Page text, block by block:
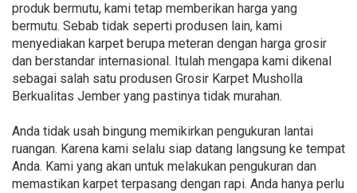
produk bermutu, kami tetap memberikan harga yang
bermutu. Sebab tidak seperti produsen lain, kami
menyediakan karpet berupa meteran dengan harga grosir
dan berstandar internasional. Itulah mengapa kami dikenal
sebagai salah satu produsen Grosir Karpet Musholla
Berkualitas Jember yang pastinya tidak murahan.
Anda tidak usah bingung memikirkan pengukuran lantai
ruangan. Karena kami selalu siap datang langsung ke tempat
Anda. Kami yang akan untuk melakukan pengukuran dan
memastikan karpet terpasang dengan rapi. Anda hanya perlu